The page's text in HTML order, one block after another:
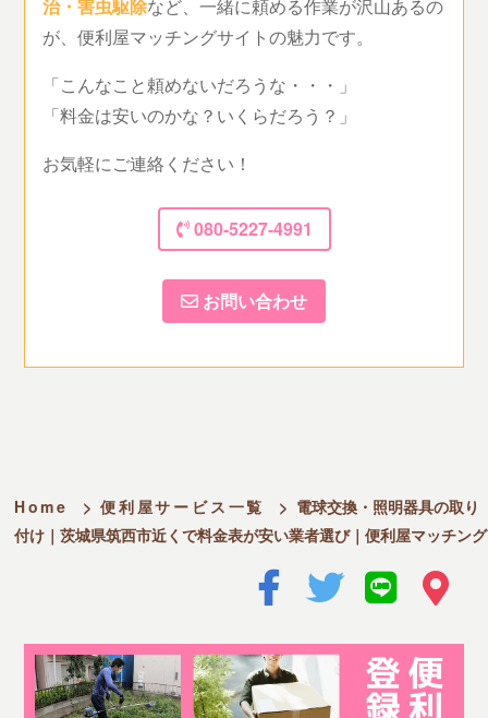
治・害虫駆除など、一緒に頼める作業が沢山あるの
が、便利屋マッチングサイトの魅力です。
「こんなこと頼めないだろうな・・・」
「料金は安いのかな？いくらだろう？」
お気軽にご連絡ください！
080-5227-4991
お問い合わせ
Home > 便利屋サービス一覧 > 電球交換・照明器具の取り
付け｜茨城県筑西市近くで料金表が安い業者選び｜便利屋マッチング